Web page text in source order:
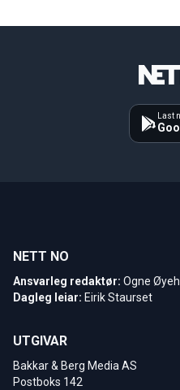
Last
NETT NO
Ansvarleg redaktør: Ogne
Dagleg leiar: Eirik Staurset
UTGIVAR
Bakkar & Berg Media AS
Postboks 142